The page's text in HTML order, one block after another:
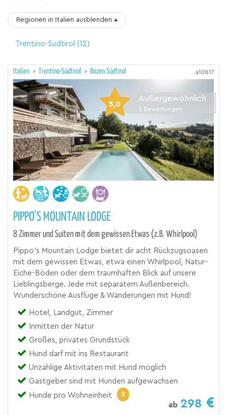
Regionen in Italien ausblenden ▴
Trentino-Südtirol (12)
Italien > Trentino-Südtirol > Bozen Südtirol a10817
5,0
Außergewöhnlich
5 Bewertungen
PIPPO’S MOUNTAIN LODGE
8 Zimmer und Suiten mit dem gewissen Etwas (z.B. Whirlpool)
Pippo’s Mountain Lodge bietet dir acht Rückzugsoasen
mit dem gewissen Etwas, etwa einen Whirlpool, Natur-
Eiche-Böden oder dem traumhaften Blick auf unsere
Lieblingsberge. Jede mit separatem Außenbereich.
Wunderschöne Ausflüge & Wanderungen mit Hund!
Hotel, Landgut, Zimmer
Inmitten der Natur
Großes, privates Grundstück
Hund darf mit ins Restaurant
Unzählige Aktivitäten mit Hund möglich
Gastgeber sind mit Hunden aufgewachsen
Hunde pro Wohneinheit
2
ab 298